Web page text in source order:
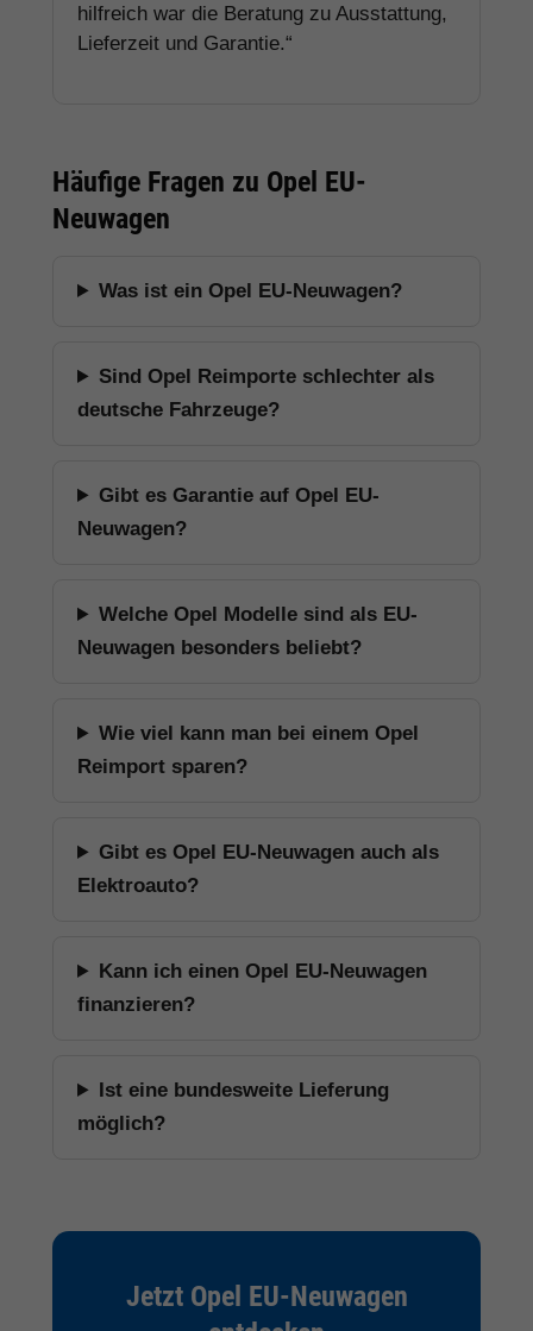
hilfreich war die Beratung zu Ausstattung,
Lieferzeit und Garantie.“
Häufige Fragen zu Opel EU-
Neuwagen
Was ist ein Opel EU-Neuwagen?
Sind Opel Reimporte schlechter als
deutsche Fahrzeuge?
Gibt es Garantie auf Opel EU-
Neuwagen?
Welche Opel Modelle sind als EU-
Neuwagen besonders beliebt?
Wie viel kann man bei einem Opel
Reimport sparen?
Gibt es Opel EU-Neuwagen auch als
Elektroauto?
Kann ich einen Opel EU-Neuwagen
finanzieren?
Ist eine bundesweite Lieferung
möglich?
Jetzt Opel EU-Neuwagen